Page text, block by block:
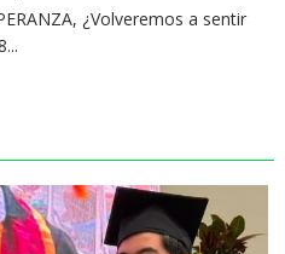
¿Volveremos a sentir